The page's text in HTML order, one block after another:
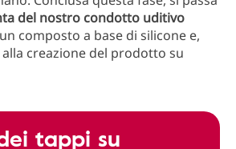
del nostro condotto uditivo
composto a base di silicone e,
creazione del prodotto su
tappi su